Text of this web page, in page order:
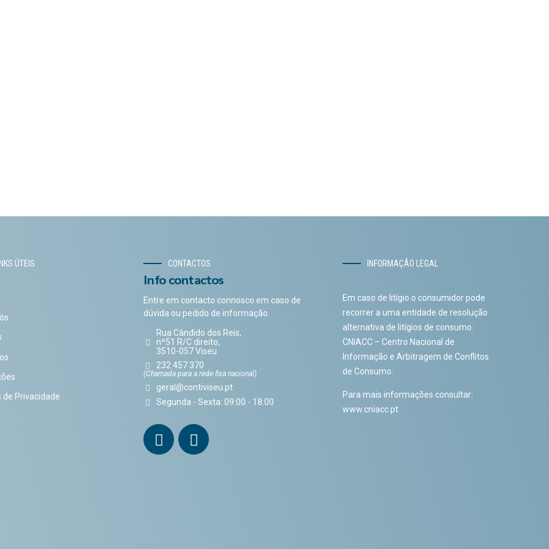
ÚTEIS
de Privacidade
CONTACTOS
Info contactos
Entre em contacto connosco em caso de
dúvida ou pedido de informação.
Rua Cândido dos Reis,
nº51 R/C direito,
3510-057 Viseu
232 457 370
(Chamada para a rede fixa nacional)
geral@contiviseu.pt
Segunda - Sexta: 09:00 - 18:00
INFORMAÇÃO LEGAL
Em caso de litígio o consumidor pode
recorrer a uma entidade de resolução
alternativa de litígios de consumo:
CNIACC – Centro Nacional de
Informação e Arbitragem de Conflitos
de Consumo.
Para mais informações consultar:
www.cniacc.pt